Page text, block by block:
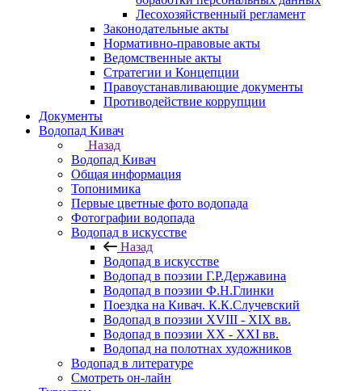
Лесохозяйственный регламент
Законодательные акты
Нормативно-правовые акты
Ведомственные акты
Стратегии и Концепции
Правоустанавливающие документы
Противодействие коррупции
Документы
Водопад Кивач
Назад
Водопад Кивач
Общая информация
Топонимика
Первые цветные фото водопада
Фотографии водопада
Водопад в искусстве
Назад
Водопад в искусстве
Водопад в поэзии Г.Р.Державина
Водопад в поэзии Ф.Н.Глинки
Поездка на Кивач. К.К.Случевский
Водопад в поэзии XVIII - XIX вв.
Водопад в поэзии XX - XXI вв.
Водопад на полотнах художников
Водопад в литературе
Смотреть он-лайн